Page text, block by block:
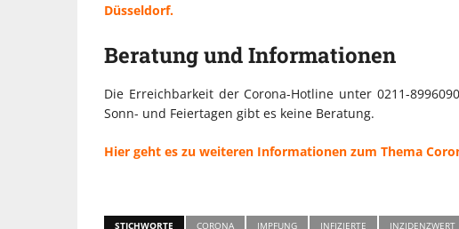
Düsseldorf.
Beratung und Informationen
Die Erreichbarkeit der Corona-Hotline unter 0211-
Sonn- und Feiertagen gibt es keine Beratung.
Hier geht es zu weiteren Informationen zum Thema
STICHWORTE CORONA IMPFUNG INFIZIERTE INZIDENZWERT